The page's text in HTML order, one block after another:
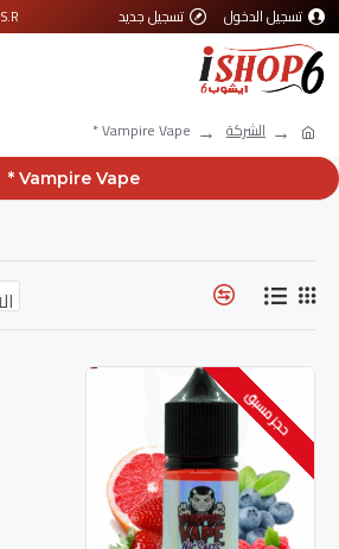
تسجيل الدخول تسجيل جديد S.R
الشركة Vampire Vape *
Vampire Vape *
حجز مسبق